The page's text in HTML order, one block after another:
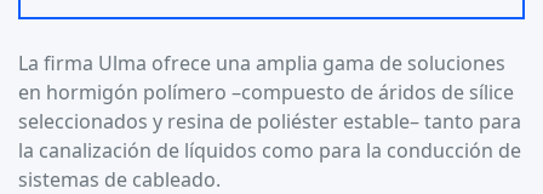
La firma Ulma ofrece una amplia gama de soluciones
en hormigón polímero –compuesto de áridos de sílice
seleccionados y resina de poliéster estable– tanto para
la canalización de líquidos como para la conducción de
sistemas de cableado.